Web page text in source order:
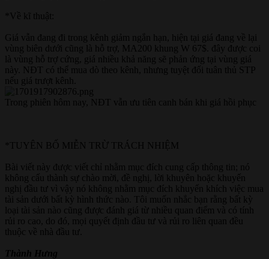
*Về kĩ thuật:
Giá vẫn đang đi trong kênh giảm ngắn hạn, hiện tại giá đang về lại
vùng biên dưới cũng là hỗ trợ, MA200 khung W 67$. đây được coi
là vùng hỗ trợ cứng, giá nhiều khả năng sẽ phản ứng tại vùng giá
này. NĐT có thể mua dò theo kênh, nhưng tuyệt đối tuân thủ STP
nếu giá trượt kênh.
Trong phiên hôm nay, NĐT vẫn ưu tiên canh bán khi giá hồi phục
*TUYÊN BỐ MIỄN TRỪ TRÁCH NHIỆM
Bài viết này được viết chỉ nhằm mục đích cung cấp thông tin; nó
không cấu thành sự chào mời, đề nghị, lời khuyên hoặc khuyến
nghị đầu tư vì vậy nó không nhằm mục đích khuyến khích việc mua
tài sản dưới bất kỳ hình thức nào. Tôi muốn nhắc bạn rằng bất kỳ
loại tài sản nào cũng được đánh giá từ nhiều quan điểm và có tính
rủi ro cao, do đó, mọi quyết định đầu tư và rủi ro liên quan đều
thuộc về nhà đầu tư.
Thành Hưng